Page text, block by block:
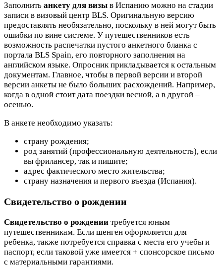
Заполнить анкету для визы в Испанию можно на стадии
записи в визовый центр BLS. Оригинальную версию
предоставлять необязательно, поскольку в ней могут быть
ошибки по вине системе. У путешественников есть
возможность распечатки пустого анкетного бланка с
портала BLS Spain, его повторного заполнения на
английском языке. Опросник прикладывается к остальным
документам. Главное, чтобы в первой версии и второй
версии анкеты не было больших расхождений. Например,
когда в одной стоит дата поездки весной, а в другой –
осенью.
В анкете необходимо указать:
страну рождения;
род занятий (профессиональную деятельность), если
вы фрилансер, так и пишите;
адрес фактического место жительства;
страну назначения и первого въезда (Испания).
Свидетельство о рождении
Свидетельство о рождении требуется юным
путешественникам. Если шенген оформляется для
ребенка, также потребуется справка с места его учебы и
паспорт, если таковой уже имеется + спонсорское письмо
с материальными гарантиями.